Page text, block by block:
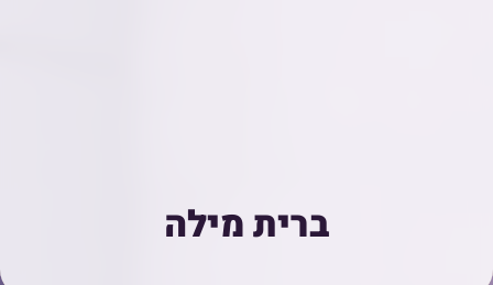
ברית מילה